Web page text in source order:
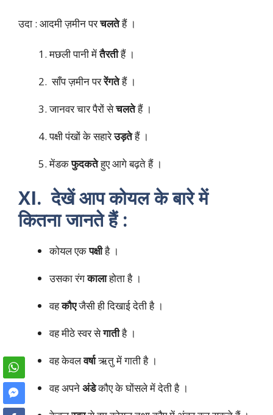
उदा : आदमी ज़मीन परचलतेहैं ।
मछली पानी मेंतैरतीहैं ।
साँप ज़मीन पररेंगतेहैं ।
जानवर चार पैरों सेचलतेहैं ।
पक्षी पंखों के सहारेउड़तेहैं ।
मेंडकफुदकतेहुए आगे बढ़ते हैं ।
XI. देखें आप कोयल के बारे में
कितना जानते हैं :
कोयल एकपक्षीहै ।
उसका रंगकालाहोता है ।
वहकौएजैसी ही दिखाई देती है ।
वह मीठे स्वर सेगातीहै ।
वह केवलवर्षाऋतु में गाती है ।
वह अपनेअंडेकौए के घोंसले में देती है ।